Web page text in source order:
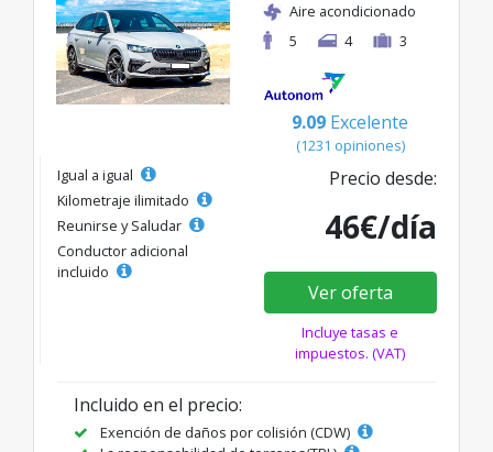
Aire acondicionado
5
4 3
9.09 Excelente
(1231 opiniones)
Igual a igual
Kilometraje ilimitado
Reunirse y Saludar
Conductor adicional
incluido
Precio desde:
46€/día
Ver oferta
Incluye tasas e
impuestos. (VAT)
Incluido en el precio:
Exención de daños por colisión (CDW)